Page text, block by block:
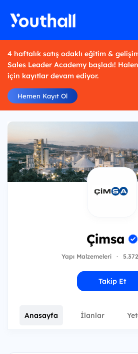
4 haftalık satış odaklı eğitim &
Sales Leader Academy başladı!
için kayıtlar devam ediyor.
Hemen Kayıt Ol
Çimsa
Yapı Malzemeleri ·
Takip Et
Anasayfa İlanlar